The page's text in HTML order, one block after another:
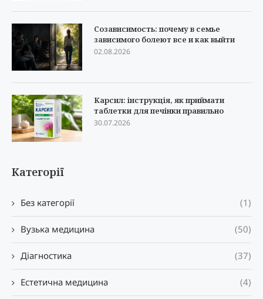
Созависимость: почему в семье
зависимого болеют все и как выйти
02.08.2026
Карсил: інструкція, як приймати
таблетки для печінки правильно
30.07.2026
Категорії
Без категорії (1)
Вузька медицина (50)
Діагностика (37)
Естетична медицина (4)